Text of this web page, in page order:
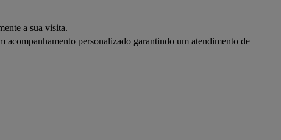
a sua visita.
acompanhamento personalizado garantindo um atendimento de